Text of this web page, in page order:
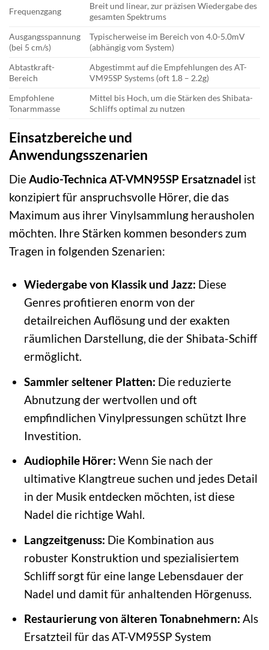
Frequenzgang
Breit und linear, zur präzisen Wiedergabe des
gesamten Spektrums
Ausgangsspannung
(bei 5 cm/s)
Typischerweise im Bereich von 4.0-5.0mV
(abhängig vom System)
Abtastkraft-
Bereich
Abgestimmt auf die Empfehlungen des AT-
VM95SP Systems (oft 1.8 – 2.2g)
Empfohlene
Tonarmmasse
Mittel bis Hoch, um die Stärken des Shibata-
Schliffs optimal zu nutzen
Einsatzbereiche und
Anwendungsszenarien
DieAudio-Technica AT-VMN95SP Ersatznadel ist
konzipiert für anspruchsvolle Hörer, die das
Maximum aus ihrer Vinylsammlung herausholen
möchten. Ihre Stärken kommen besonders zum
Tragen in folgenden Szenarien:
Wiedergabe von Klassik und Jazz: Diese
Genres profitieren enorm von der
detailreichen Auflösung und der exakten
räumlichen Darstellung, die der Shibata-Schiff
ermöglicht.
Sammler seltener Platten: Die reduzierte
Abnutzung der wertvollen und oft
empfindlichen Vinylpressungen schützt Ihre
Investition.
Audiophile Hörer: Wenn Sie nach der
ultimative Klangtreue suchen und jedes Detail
in der Musik entdecken möchten, ist diese
Nadel die richtige Wahl.
Langzeitgenuss: Die Kombination aus
robuster Konstruktion und spezialisiertem
Schliff sorgt für eine lange Lebensdauer der
Nadel und damit für anhaltenden Hörgenuss.
Restaurierung von älteren Tonabnehmern: Als
Ersatzteil für das AT-VM95SP System